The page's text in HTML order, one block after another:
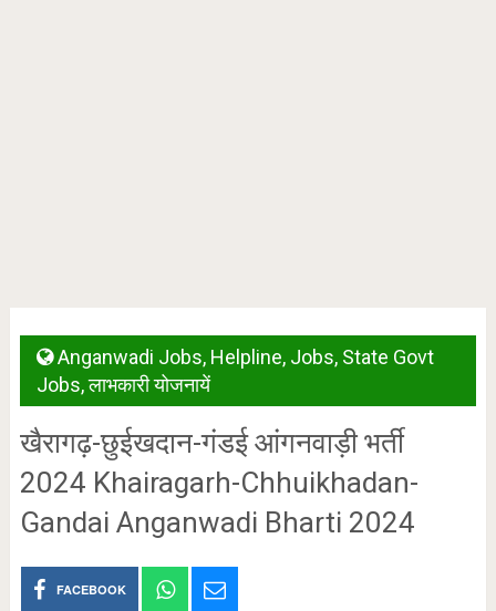
Anganwadi Jobs, Helpline, Jobs, State Govt
Jobs,लाभकारी योजनायें
खैरागढ़-छुईखदान-गंडई आंगनवाड़ी भर्ती
2024 Khairagarh-Chhuikhadan-
Gandai Anganwadi Bharti 2024
FACEBOOK